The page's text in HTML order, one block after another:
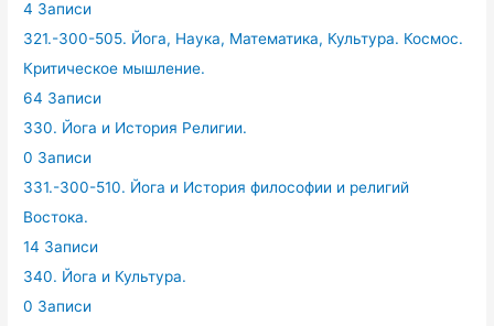
4 Записи
321.-300-505. Йога, Наука, Математика, Культура. Космос.
Критическое мышление.
64 Записи
330. Йога и История Религии.
0 Записи
331.-300-510. Йога и История философии и религий
Востока.
14 Записи
340. Йога и Культура.
0 Записи